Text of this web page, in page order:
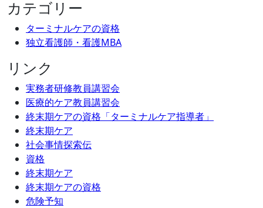
カテゴリー
ターミナルケアの資格
独立看護師・看護MBA
リンク
実務者研修教員講習会
医療的ケア教員講習会
終末期ケアの資格「ターミナルケア指導者」
終末期ケア
社会事情探索伝
資格
終末期ケア
終末期ケアの資格
危険予知